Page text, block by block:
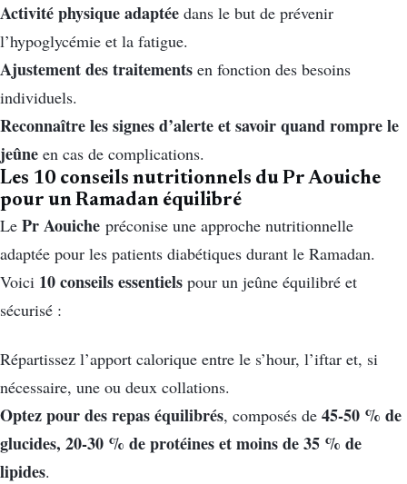
Activité physique adaptée dans le but de prévenir
l’hypoglycémie et la fatigue.
Ajustement des traitements en fonction des besoins
individuels.
Reconnaître les signes d’alerte et savoir quand rompre le
jeûne en cas de complications.
Les 10 conseils nutritionnels du Pr Aouiche
pour un Ramadan équilibré
Le Pr Aouiche préconise une approche nutritionnelle
adaptée pour les patients diabétiques durant le Ramadan.
Voici 10 conseils essentiels pour un jeûne équilibré et
sécurisé :
Répartissez l’apport calorique entre le s’hour, l’iftar et, si
nécessaire, une ou deux collations.
Optez pour des repas équilibrés, composés de 45-50 % de
glucides, 20-30 % de protéines et moins de 35 % de
lipides.